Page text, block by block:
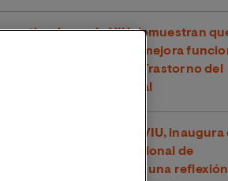
de VIU demuestran
del té verde mejora
en niños con Trastorno del
Alcohólico Fetal
García, docente de VIU, inaugura
Congreso Internacional de
en Perú con una reflexión